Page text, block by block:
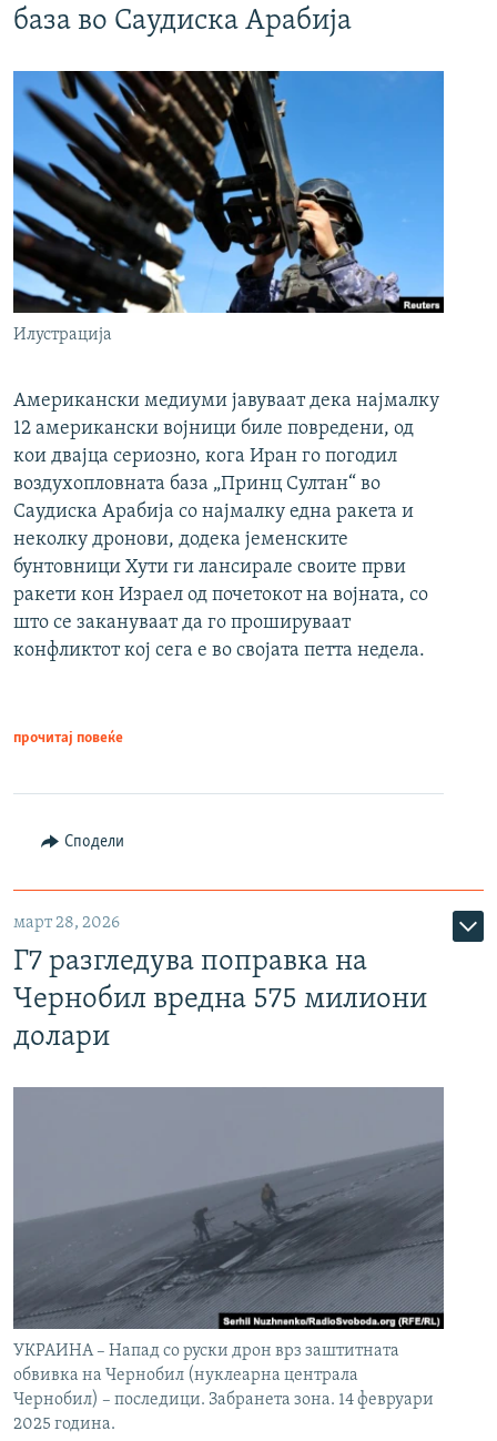
база во Саудиска Арабија
Илустрација
Американски медиуми јавуваат дека најмалку
12 американски војници биле повредени, од
кои двајца сериозно, кога Иран го погодил
воздухопловната база „Принц Султан“ во
Саудиска Арабија со најмалку една ракета и
неколку дронови, додека јеменските
бунтовници Хути ги лансирале своите први
ракети кон Израел од почетокот на војната, со
што се закануваат да го прошируваат
конфликтот кој сега е во својата петта недела.
прочитај повеќе
Сподели
март 28, 2026
Г7 разгледува поправка на
Чернобил вредна 575 милиони
долари
УКРАИНА – Напад со руски дрон врз заштитната
обвивка на Чернобил (нуклеарна централа
Чернобил) – последици. Забранета зона. 14 февруари
2025 година.